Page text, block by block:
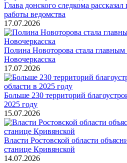
Глава донского следкома рассказал
работы ведомства
17.07.2026
Полина Новоторова стала главным
Новочеркасска
17.07.2026
Больше 230 территорий
2025 году
15.07.2026
Власти Ростовской области
станице Кривянской
14.07.2026